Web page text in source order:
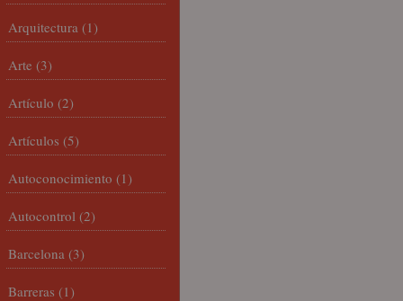
Arquitectura (1)
Arte (3)
Artículo (2)
Artículos (5)
Autoconocimiento (1)
Autocontrol (2)
Barcelona (3)
Barreras (1)